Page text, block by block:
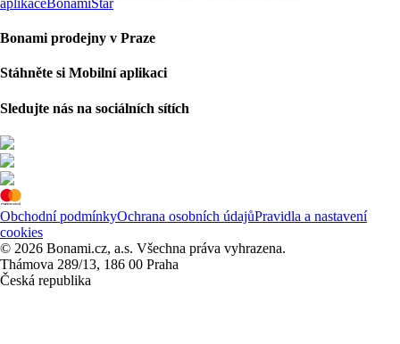
Bonami prodejny v Praze
Stáhněte si Mobilní aplikaci
Sledujte nás na sociálních sítích
Obchodní podmínkyOchrana osobních údajůPravidla a nastavení
cookies
© 2026 Bonami.cz, a.s. Všechna práva vyhrazena.
Thámova 289/13, 186 00 Praha
Česká republika